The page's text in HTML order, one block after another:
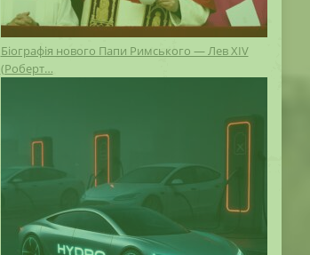
Біографія нового Папи Римського — Лев XIV
(Роберт…